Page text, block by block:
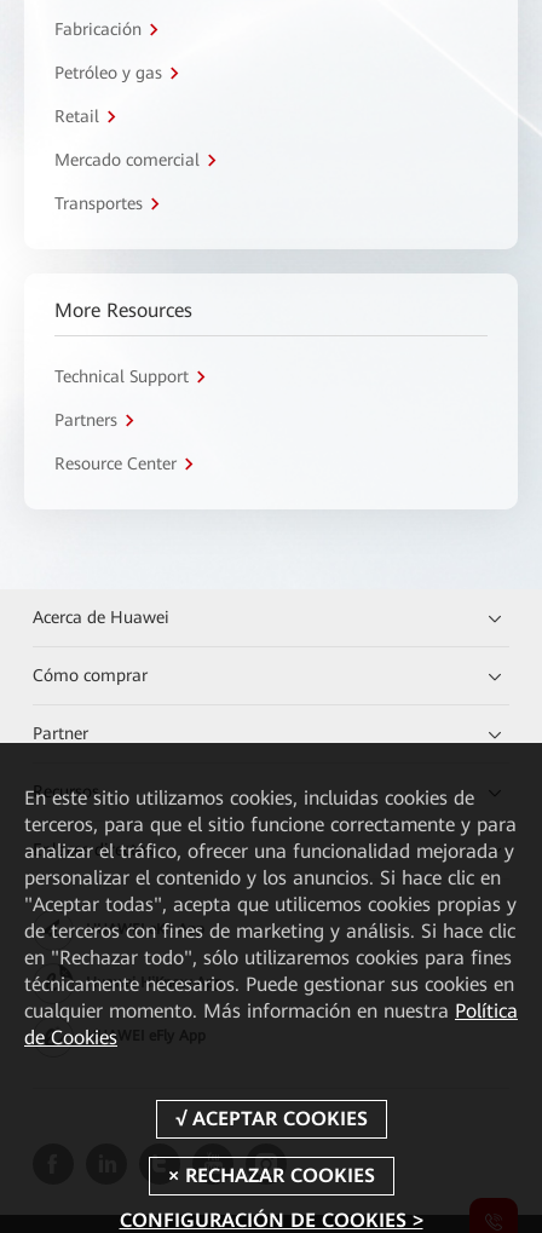
Fabricación
Petróleo y gas
Retail
Mercado comercial
Transportes
More Resources
Technical Support
Partners
Resource Center
Acerca de Huawei
Cómo comprar
Partner
Recursos
Enlaces directos
HUAWEI eKit App
Huawei HiKnow App
HUAWEI eFly App
En este sitio utilizamos cookies, incluidas cookies de
terceros, para que el sitio funcione correctamente y para
analizar el tráfico, ofrecer una funcionalidad mejorada y
personalizar el contenido y los anuncios. Si hace clic en
"Aceptar todas", acepta que utilicemos cookies propias y
de terceros con fines de marketing y análisis. Si hace clic
en "Rechazar todo", sólo utilizaremos cookies para fines
técnicamente necesarios. Puede gestionar sus cookies en
cualquier momento. Más información en nuestra Política
de Cookies
CONFIGURACIÓN DE COOKIES >